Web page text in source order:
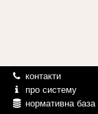
контакти
про систему
нормативна база